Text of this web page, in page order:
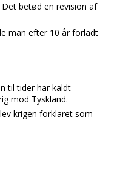
betød en revision af
man efter 10 år forladt
til tider har kaldt
mod Tyskland.
krigen forklaret som